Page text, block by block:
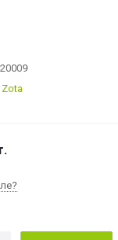
Zota